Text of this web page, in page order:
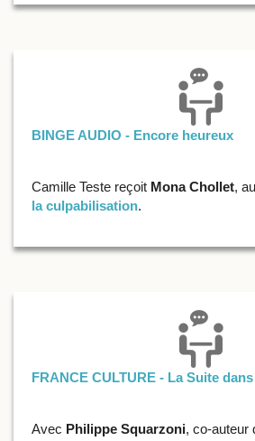
BINGE AUDIO - Encore heureux
Camille Teste reçoit Mona Chollet,
la culpabilisation.
FRANCE CULTURE - La Suite
Avec Philippe Squarzoni, co-auteur